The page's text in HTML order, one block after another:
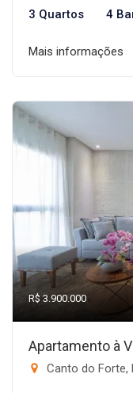
3 Quartos 4
Mais informações
R$ 3.900.000
Apartamento à
Canto do Forte,